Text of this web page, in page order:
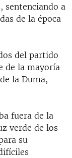
sentenciando a
de la época
del partido
de la mayoría
la Duma,
fuera de la
verde de los
su